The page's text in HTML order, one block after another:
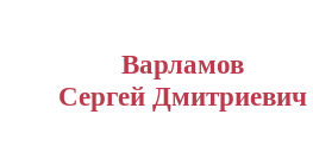
Варламов
Сергей Дмитриевич